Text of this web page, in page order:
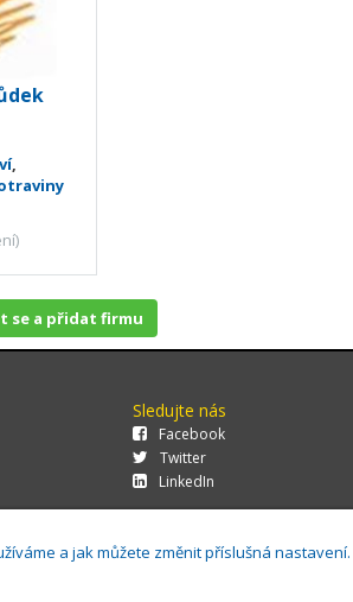
,
se a přidat firmu
Sledujte nás
Facebook
Twitter
LinkedIn
a jak můžete změnit příslušná nastavení.